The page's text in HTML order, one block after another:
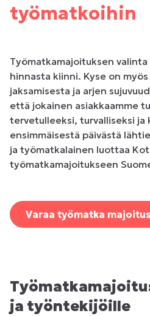
työmatkoihin
Työmatkamajoituksen
hinnasta kiinni. Kyse on
jaksamisesta ja arjen
että jokainen asiakkaamme
tervetulleeksi, turvalliseksi ja
ensimmäisestä päivästä
ja työmatkalainen luottaa
työmatkamajoitukseen
Varaa työmatka
ja työntekijöille